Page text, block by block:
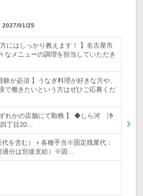
2027/01/25
にはしっかり教えます！ 】名古屋市
なメニューの調理を担当していただき
験が必須 】うなぎ料理が好きな方や、
で働きたいという方はぜひご応募くだ
ずれかの店舗にて勤務 】 ◆しら河 浄
丁目20…
代を含む）＋各種手当※固定残業代：
過分は別途支給）※固…